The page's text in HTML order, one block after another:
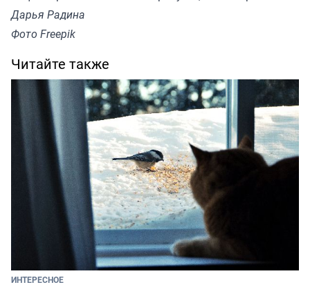
Дарья Радина
Фото Freepik
Читайте также
ИНТЕРЕСНОЕ